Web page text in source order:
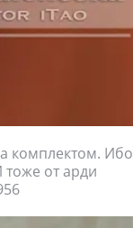
комплектом. Ибо
от арди